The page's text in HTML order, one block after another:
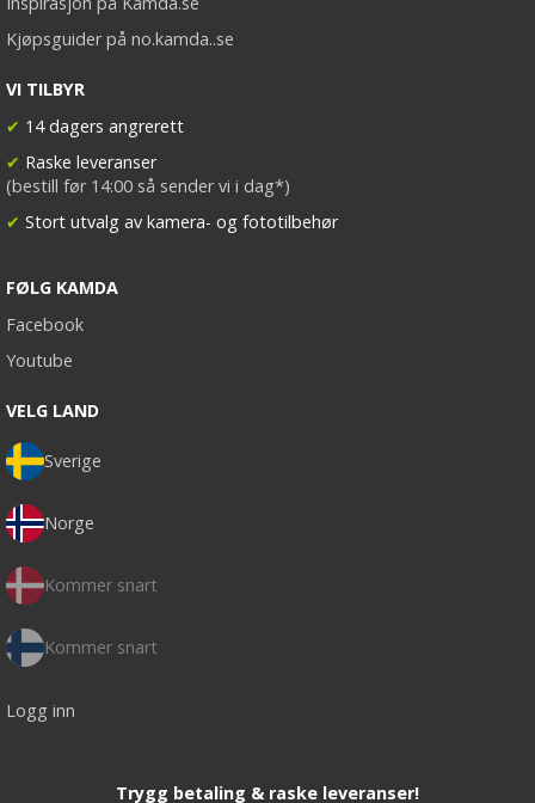
Kjøpsguider på no.kamda..se
VI TILBYR
✔ 14 dagers angrerett
✔ Raske leveranser
(bestill før 14:00 så sender vi i dag*)
✔ Stort utvalg av kamera- og fototilbehør
FØLG KAMDA
Facebook
Youtube
VELG LAND
Sverige
Norge
Kommer snart
Kommer snart
Logg inn
Trygg betaling & raske leveranser!